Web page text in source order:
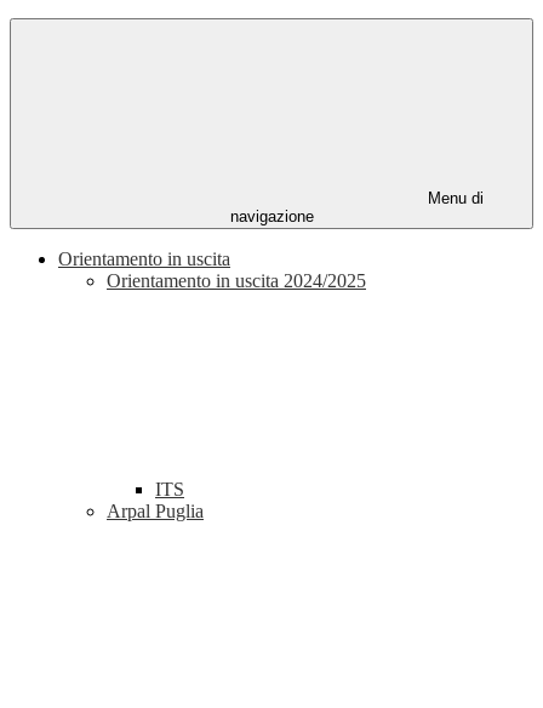
Menu di
navigazione
Orientamento in uscita
Orientamento in uscita 2024/2025
ITS
Arpal Puglia